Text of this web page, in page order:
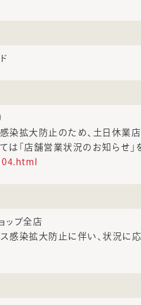
染拡大防止のため、土日休業
は「店舗営業状況のお知らせ
ップ全店
感染拡大防止に伴い、状況に